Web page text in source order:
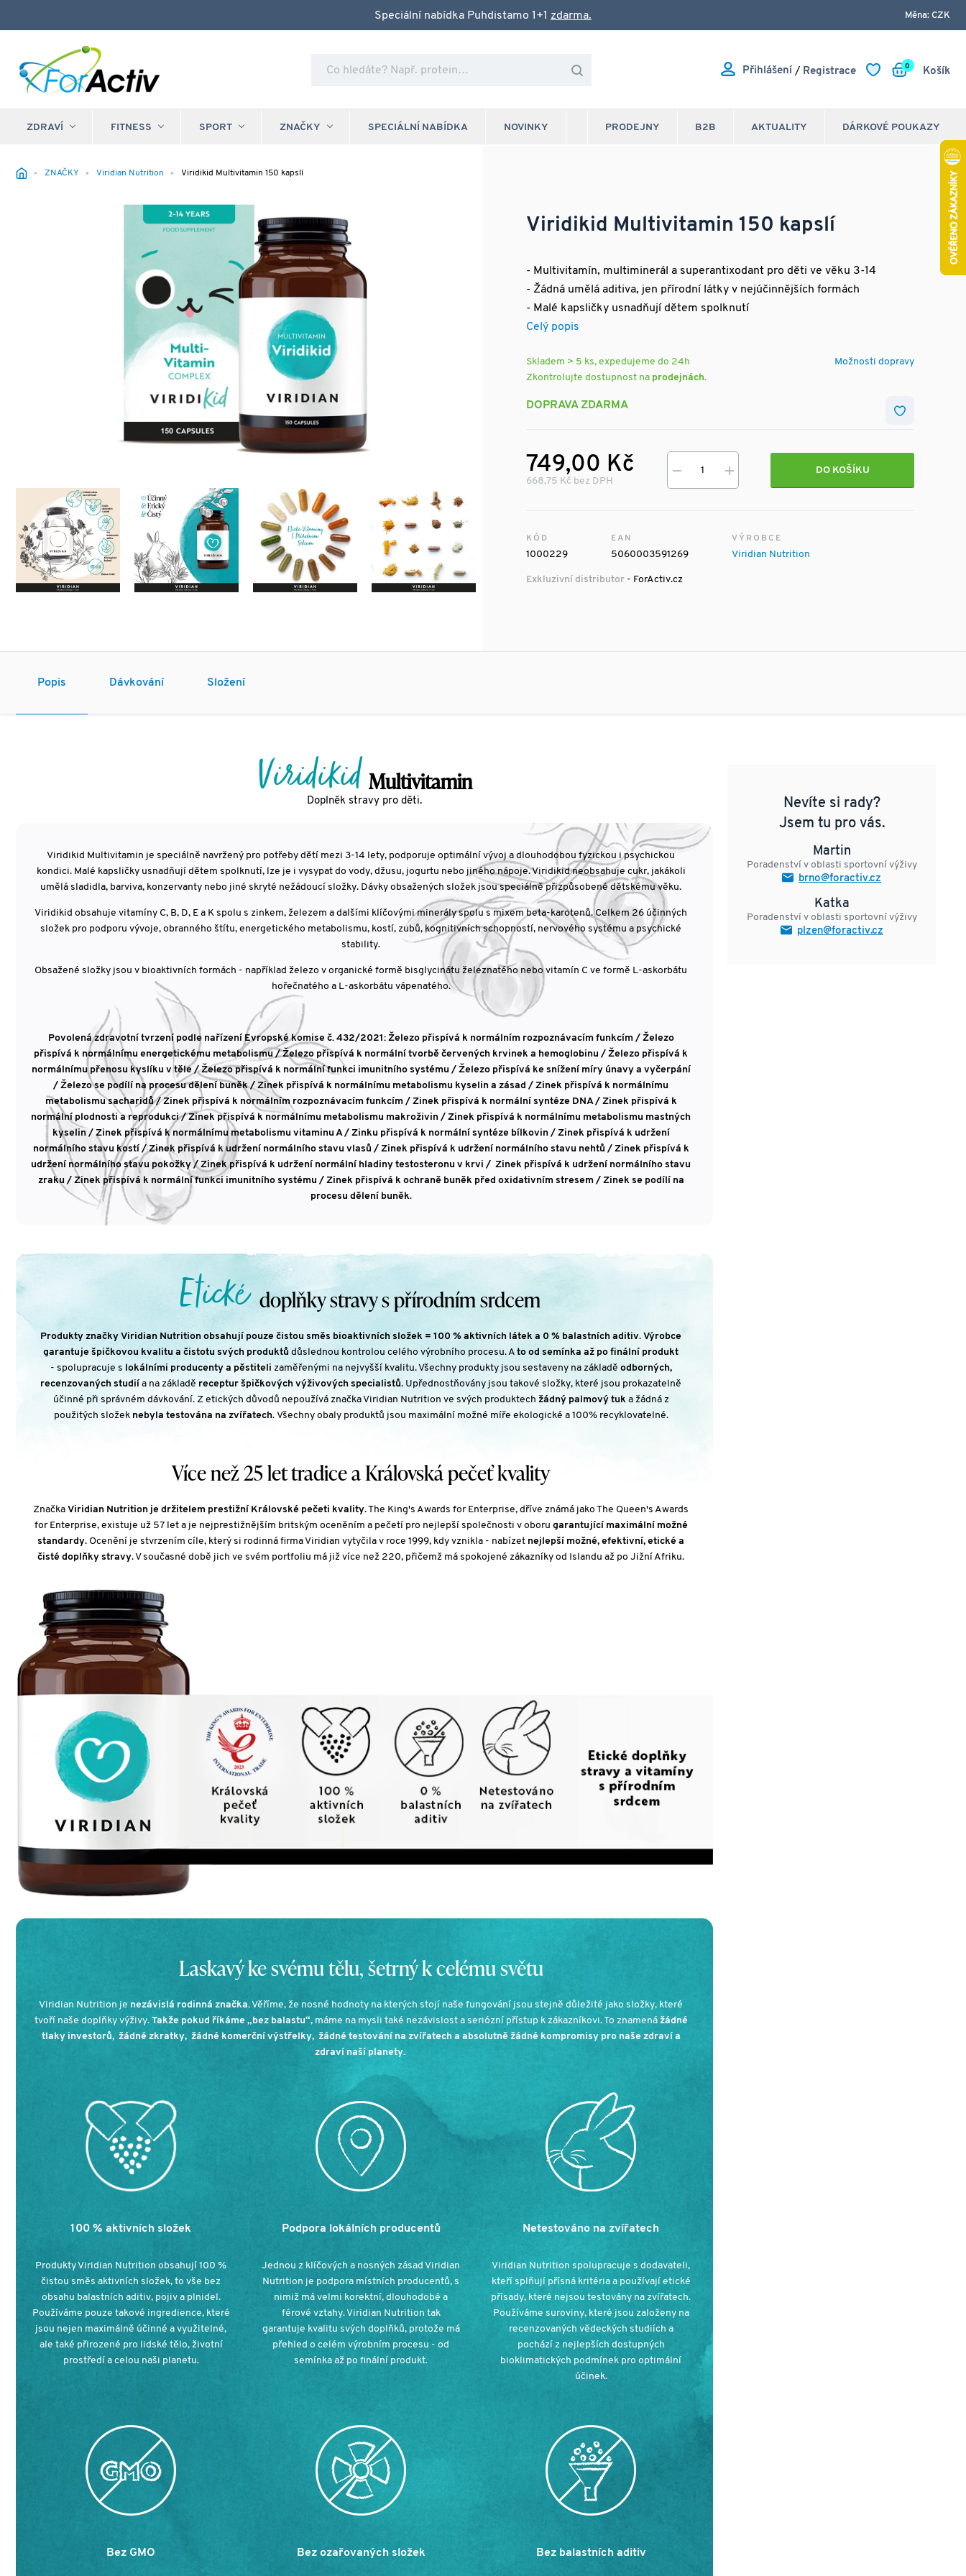
Speciální nabídka Puhdistamo 1+1 zdarma. Měna: CZK
Přihlášení / Registrace Košík
0
ZDRAVÍ FITNESS SPORT ZNAČKY SPECIÁLNÍ NABÍDKA NOVINKY DÁRKOVÉ POUKAZY
AKTUALITY
B2B
PRODEJNY
ZNAČKY Viridian Nutrition Viridikid Multivitamin 150 kapslí
Viridikid Multivitamin 150 kapslí
- Multivitamín, multiminerál a superantixodant pro děti ve věku 3-14
- Žádná umělá aditiva, jen přírodní látky v nejúčinnějších formách
- Malé kapsličky usnadňují dětem spolknutí
Celý popis
Možnosti dopravy
Skladem > 5 ks, expedujeme do 24h
Zkontrolujte dostupnost na prodejnách.
DOPRAVA ZDARMA
749,00 Kč
668,75 Kč bez DPH
DO KOŠÍKU
KÓD
1000229
EAN
5060003591269
VÝROBCE
Viridian Nutrition
Exkluzivní distributor - ForActiv.cz
Popis Dávkování Složení
Viridikid Multivitamin
Doplněk stravy pro děti.
Viridikid Multivitamin je speciálně navržený pro potřeby dětí mezi 3-14 lety, podporuje optimální vývoj a dlouhodobou fyzickou i psychickou
kondici. Malé kapsličky usnadňují dětem spolknutí, lze je i vysypat do vody, džusu, jogurtu nebo jiného nápoje. Viridikid neobsahuje cukr, jakákoli
umělá sladidla, barviva, konzervanty nebo jiné skryté nežádoucí složky. Dávky obsažených složek jsou speciálně přizpůsobené dětskému věku.
Viridikid obsahuje vitamíny C, B, D, E a K spolu s zinkem, železem a dalšími klíčovými minerály spolu s mixem beta-karotenů. Celkem 26 účinných
složek pro podporu vývoje, obranného štítu, energetického metabolismu, kostí, zubů, kognitivních schopností, nervového systému a psychické
stability.
Obsažené složky jsou v bioaktivních formách - například železo v organické formě bisglycinátu železnatého nebo vitamín C ve formě L-askorbátu
hořečnatého a L-askorbátu vápenatého.
Povolená zdravotní tvrzení podle nařízení Evropské komise č. 432/2021: Železo přispívá k normálním rozpoznávacím funkcím / Železo
přispívá k normálnímu energetickému metabolismu / Železo přispívá k normální tvorbě červených krvinek a hemoglobinu / Železo přispívá k
normálnímu přenosu kyslíku v těle / Železo přispívá k normální funkci imunitního systému / Železo přispívá ke snížení míry únavy a vyčerpání
/ Železo se podílí na procesu dělení buněk / Zinek přispívá k normálnímu metabolismu kyselin a zásad / Zinek přispívá k normálnímu
metabolismu sacharidů / Zinek přispívá k normálním rozpoznávacím funkcím / Zinek přispívá k normální syntéze DNA / Zinek přispívá k
normální plodnosti a reprodukci / Zinek přispívá k normálnímu metabolismu makroživin / Zinek přispívá k normálnímu metabolismu mastných
kyselin / Zinek přispívá k normálnímu metabolismu vitaminu A / Zinku přispívá k normální syntéze bílkovin / Zinek přispívá k udržení
normálního stavu kostí / Zinek přispívá k udržení normálního stavu vlasů / Zinek přispívá k udržení normálního stavu nehtů / Zinek přispívá k
udržení normálního stavu pokožky / Zinek přispívá k udržení normální hladiny testosteronu v krvi / Zinek přispívá k udržení normálního stavu
zraku / Zinek přispívá k normální funkci imunitního systému / Zinek přispívá k ochraně buněk před oxidativním stresem / Zinek se podílí na
procesu dělení buněk.
Etickédoplňky stravy s přírodním srdcem
Produkty značky Viridian Nutrition obsahují pouze čistou směs bioaktivních složek = 100 % aktivních látek a 0 % balastních aditiv. Výrobce
garantuje špičkovou kvalitu a čistotu svých produktů důslednou kontrolou celého výrobního procesu. A to od semínka až po finální produkt
- spolupracuje s lokálními producenty a pěstiteli zaměřenými na nejvyšší kvalitu. Všechny produkty jsou sestaveny na základě odborných,
recenzovaných studií a na základě receptur špičkových výživových specialistů. Upřednostňovány jsou takové složky, které jsou prokazatelně
účinné při správném dávkování. Z etických důvodů nepoužívá značka Viridian Nutrition ve svých produktech žádný palmový tuka žádná z
použitých složek nebyla testována na zvířatech. Všechny obaly produktů jsou maximální možné míře ekologické a 100% recyklovatelné.
Více než 25 let tradice a Královská pečeť kvality
Značka Viridian Nutrition je držitelem prestižní Královské pečeti kvality. The King's Awards for Enterprise, dříve známá jako The Queen's Awards
for Enterprise, existuje už 57 let a je nejprestižnějším britským oceněním a pečetí pro nejlepší společnosti v oboru garantující maximální možné
standardy. Ocenění je stvrzením cíle, který si rodinná firma Viridian vytyčila v roce 1999, kdy vznikla - nabízet nejlepší možné, efektivní, etické a
čisté doplňky stravy. V současné době jich ve svém portfoliu má již více než 220, přičemž má spokojené zákazníky od Islandu až po Jižní Afriku.
Laskavý ke svému tělu, šetrný k celému světu
Viridian Nutrition je nezávislá rodinná značka.Věříme, že nosné hodnoty na kterých stojí naše fungování jsou stejně důležité jako složky, které
tvoří naše doplňky výživy. Takže pokud říkáme „bez balastu“, máme na mysli také nezávislost a seriózní přístup k zákazníkovi. To znamená žádné
tlaky investorů, žádné zkratky, žádné komerční výstřelky, žádné testování na zvířatech a absolutně žádné kompromisy pro naše zdraví a
zdraví naší planety.
100 % aktivních složek Podpora lokálních producentů Netestováno na zvířatech
Produkty Viridian Nutrition obsahují 100 %
čistou směs aktivních složek, to vše bez
obsahu balastních aditiv, pojiv a plnidel.
Používáme pouze takové ingredience, které
jsou nejen maximálně účinné a využitelné,
ale také přirozené pro lidské tělo, životní
prostředí a celou naši planetu.
Jednou z klíčových a nosných zásad Viridian
Nutrition je podpora místních producentů, s
nimiž má velmi korektní, dlouhodobé a
férové vztahy. Viridian Nutrition tak
garantuje kvalitu svých doplňků, protože má
přehled o celém výrobním procesu - od
semínka až po finální produkt.
Viridian Nutrition spolupracuje s dodavateli,
kteří splňují přísná kritéria a používají etické
přísady, které nejsou testovány na zvířatech.
Používáme suroviny, které jsou založeny na
recenzovaných vědeckých studiích a
pochází z nejlepších dostupných
bioklimatických podmínek pro optimální
účinek.
Bez GMO Bez ozařovaných složek Bez balastních aditiv
Nevíte si rady?
Jsem tu pro vás.
Martin
Poradenství v oblasti sportovní výživy
brno@foractiv.cz
Katka
Poradenství v oblasti sportovní výživy
plzen@foractiv.cz